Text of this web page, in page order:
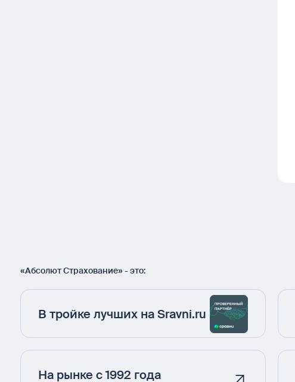
«Абсолют Страхование» - это:
В тройке лучших на Sravni.ru
На рынке с 1992 года